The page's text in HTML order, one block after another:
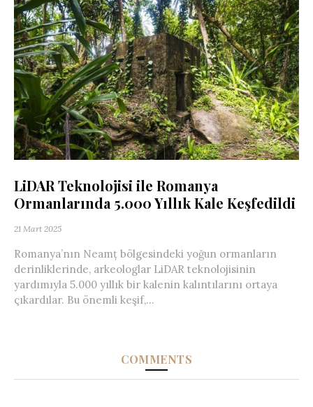
LiDAR Teknolojisi ile Romanya
Ormanlarında 5.000 Yıllık Kale Keşfedildi
21 Mart 2025
Romanya’nın Neamț bölgesindeki yoğun ormanların
derinliklerinde, arkeologlar LiDAR teknolojisinin
yardımıyla 5.000 yıllık bir kalenin kalıntılarını ortaya
çıkardılar. Bu önemli keşif,...
COMMENTS